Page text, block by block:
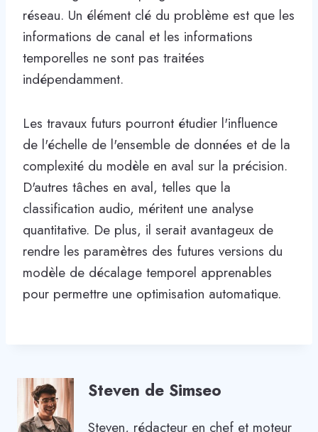
réseau. Un élément clé du problème est que les
informations de canal et les informations
temporelles ne sont pas traitées
indépendamment.
Les travaux futurs pourront étudier l'influence
de l'échelle de l'ensemble de données et de la
complexité du modèle en aval sur la précision.
D'autres tâches en aval, telles que la
classification audio, méritent une analyse
quantitative. De plus, il serait avantageux de
rendre les paramètres des futures versions du
modèle de décalage temporel apprenables
pour permettre une optimisation automatique.
Steven de Simseo
Steven, rédacteur en chef et moteur